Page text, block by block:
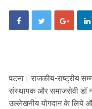
पटना। राजकीय-राष्ट्रीय
संस्थापक और समाजसेवी डॉ
उल्लेखनीय योगदान के लिये